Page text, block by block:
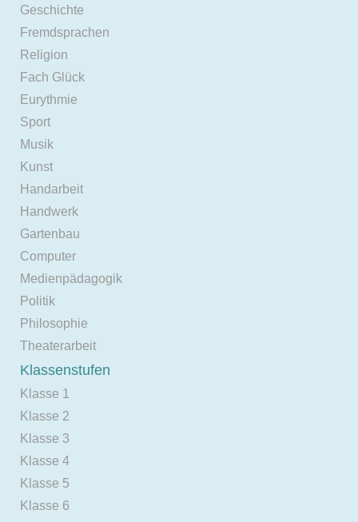
Geschichte
Fremdsprachen
Religion
Fach Glück
Eurythmie
Sport
Musik
Kunst
Handarbeit
Handwerk
Gartenbau
Computer
Medienpädagogik
Politik
Philosophie
Theaterarbeit
Klassenstufen
Klasse 1
Klasse 2
Klasse 3
Klasse 4
Klasse 5
Klasse 6